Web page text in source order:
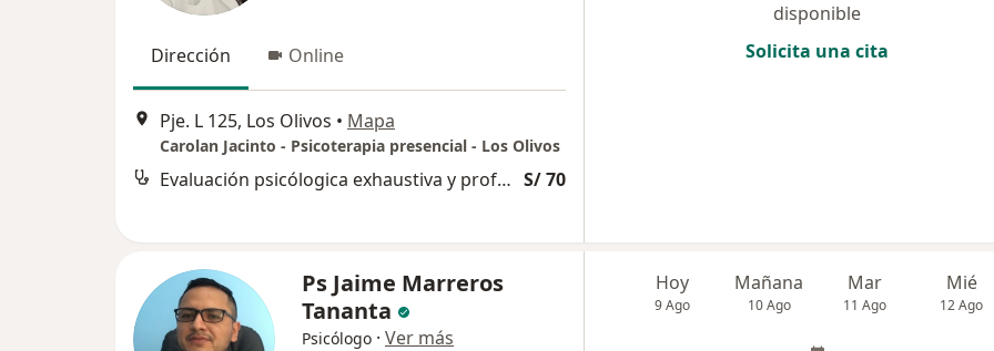
Dirección Online
Pje. L 125, Los Olivos • Mapa
Carolan Jacinto - Psicoterapia presencial - Los Olivos
Evaluación psicólogica exhaustiva y profunda S/ 70
disponible
Solicita una cita
Ps Jaime Marreros
Tananta
Psicólogo · Ver más
Hoy
9 Ago
Mañana
10 Ago
Mar
11 Ago
Mié
12 Ago